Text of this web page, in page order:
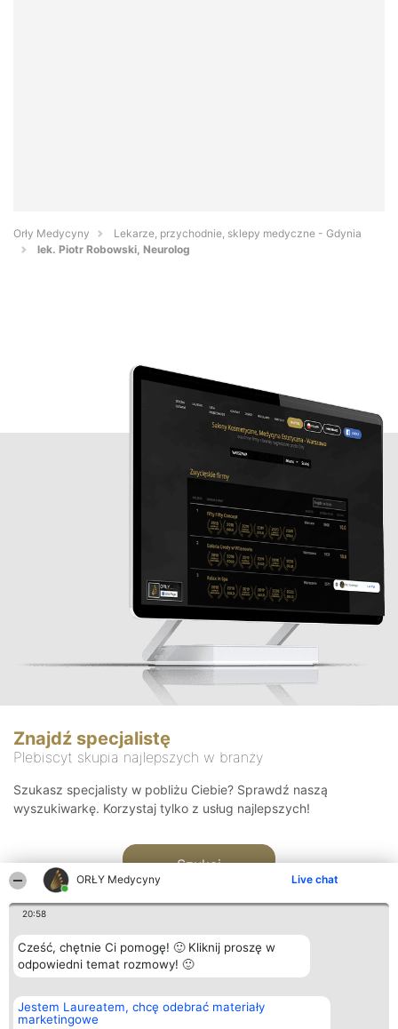
ORŁY Medycyny Live chat
20:58
Cześć, chętnie Ci pomogę! 🙂 Kliknij proszę w
odpowiedni temat rozmowy! 🙂
Jestem Laureatem, chcę odebrać materiały
marketingowe
Orły Medycyny
Lekarze, przychodnie, sklepy medyczne - Gdynia
lek. Piotr Robowski, Neurolog
Znajdź specjalistę
Plebiscyt skupia najlepszych w branży
Szukasz specjalisty w pobliżu Ciebie? Sprawdź naszą
wyszukiwarkę. Korzystaj tylko z usług najlepszych!
Szukaj
Organizator plebiscytu
Bright Side Solutions sp. z o.
o. sp. k.
Plebiscyt
Laureaci
Kontakt
Kontakt